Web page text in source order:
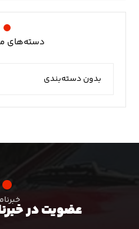
دسته‌های
عضویت در